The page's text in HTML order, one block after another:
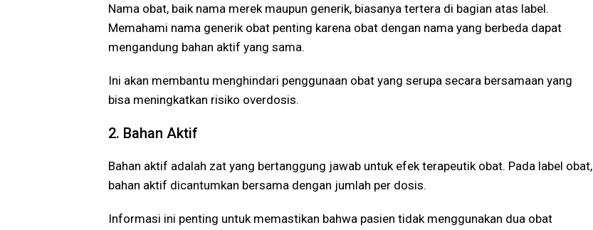
Nama obat, baik nama merek maupun generik, biasanya tertera di bagian atas label.
Memahami nama generik obat penting karena obat dengan nama yang berbeda dapat
mengandung bahan aktif yang sama.
Ini akan membantu menghindari penggunaan obat yang serupa secara bersamaan yang
bisa meningkatkan risiko overdosis.
2. Bahan Aktif
Bahan aktif adalah zat yang bertanggung jawab untuk efek terapeutik obat. Pada label obat,
bahan aktif dicantumkan bersama dengan jumlah per dosis.
Informasi ini penting untuk memastikan bahwa pasien tidak menggunakan dua obat